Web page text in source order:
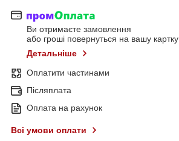
Ви отримаєте замовлення
або гроші повернуться на вашу картку
Детальніше
Оплатити частинами
Післяплата
Оплата на рахунок
Всі умови оплати